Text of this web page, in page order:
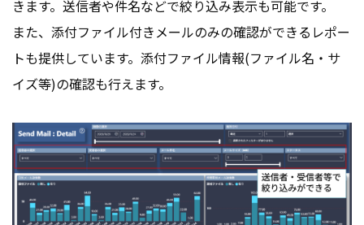
きます。送信者や件名などで絞り込み表示も可能です。
また、添付ファイル付きメールのみの確認ができるレポー
トも提供しています。添付ファイル情報(ファイル名・サ
イズ等)の確認も行えます。